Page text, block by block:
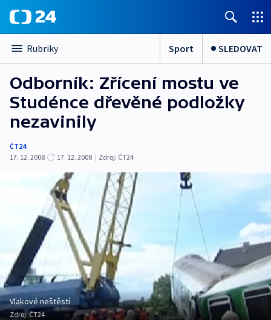
Rubriky Sport SLEDOVAT
Odborník: Zřícení mostu ve
Studénce dřevěné podložky
nezavinily
ČT24
17. 12. 2008
17. 12. 2008 | Zdroj: ČT24
Vlakové neštěstí
Zdroj:ČT24